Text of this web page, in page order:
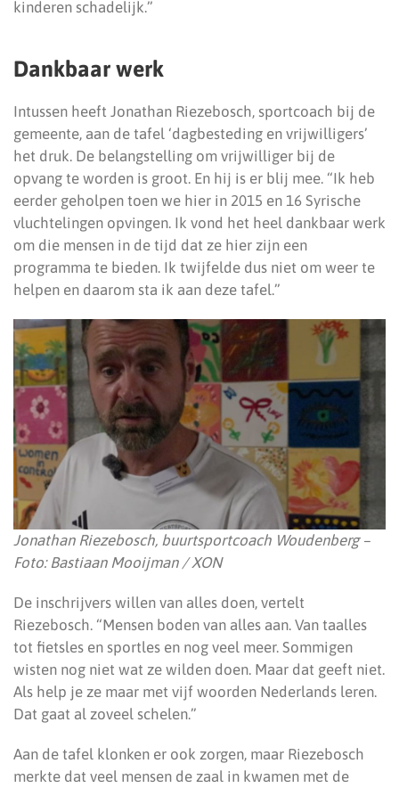
kinderen schadelijk.”
Dankbaar werk
Intussen heeft Jonathan Riezebosch, sportcoach bij de
gemeente, aan de tafel ‘dagbesteding en vrijwilligers’
het druk. De belangstelling om vrijwilliger bij de
opvang te worden is groot. En hij is er blij mee. “Ik heb
eerder geholpen toen we hier in 2015 en 16 Syrische
vluchtelingen opvingen. Ik vond het heel dankbaar werk
om die mensen in de tijd dat ze hier zijn een
programma te bieden. Ik twijfelde dus niet om weer te
helpen en daarom sta ik aan deze tafel.”
Jonathan Riezebosch, buurtsportcoach Woudenberg –
Foto: Bastiaan Mooijman / XON
De inschrijvers willen van alles doen, vertelt
Riezebosch. “Mensen boden van alles aan. Van taalles
tot fietsles en sportles en nog veel meer. Sommigen
wisten nog niet wat ze wilden doen. Maar dat geeft niet.
Als help je ze maar met vijf woorden Nederlands leren.
Dat gaat al zoveel schelen.”
Aan de tafel klonken er ook zorgen, maar Riezebosch
merkte dat veel mensen de zaal in kwamen met de